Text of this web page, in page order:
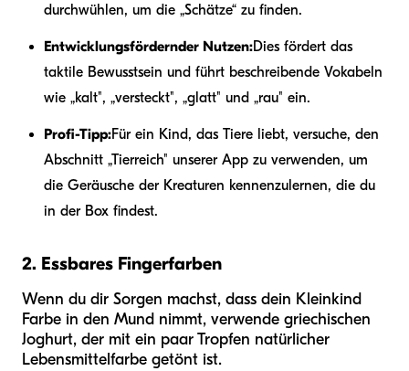
durchwühlen, um die „Schätze“ zu finden.
Entwicklungsfördernder Nutzen:Dies fördert das
taktile Bewusstsein und führt beschreibende Vokabeln
wie „kalt", „versteckt", „glatt" und „rau" ein.
Profi-Tipp:Für ein Kind, das Tiere liebt, versuche, den
Abschnitt „Tierreich" unserer App zu verwenden, um
die Geräusche der Kreaturen kennenzulernen, die du
in der Box findest.
2. Essbares Fingerfarben
Wenn du dir Sorgen machst, dass dein Kleinkind
Farbe in den Mund nimmt, verwende griechischen
Joghurt, der mit ein paar Tropfen natürlicher
Lebensmittelfarbe getönt ist.